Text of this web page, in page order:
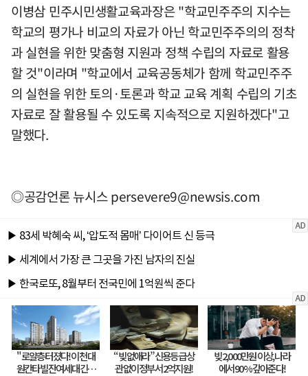
이병삼 민주시민생활교육과장은 "학교민주주의 지수는
학교의 평가나 비교의 자료가 아닌 학교민주주의의 정착
과 실현을 위한 맞춤형 지원과 정책 수립의 자료로 활용
할 것"이라며 "학교에서 교육공동체가 함께 학교민주주
의 실현을 위한 토의·토론과 학교 교육 계획 수립의 기초
자료로 잘 활용될 수 있도록 지속적으로 지원하겠다"고
말했다.
◎공감언론 뉴시스persevere9@newsis.com